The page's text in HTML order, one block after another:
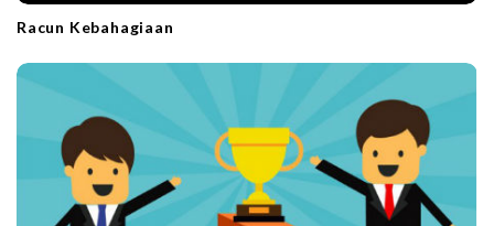
Racun Kebahagiaan